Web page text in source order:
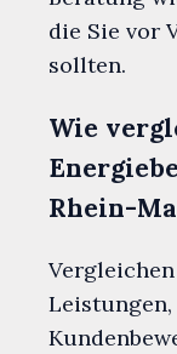
die Sie vor
sollten.
Wie
Rhein-